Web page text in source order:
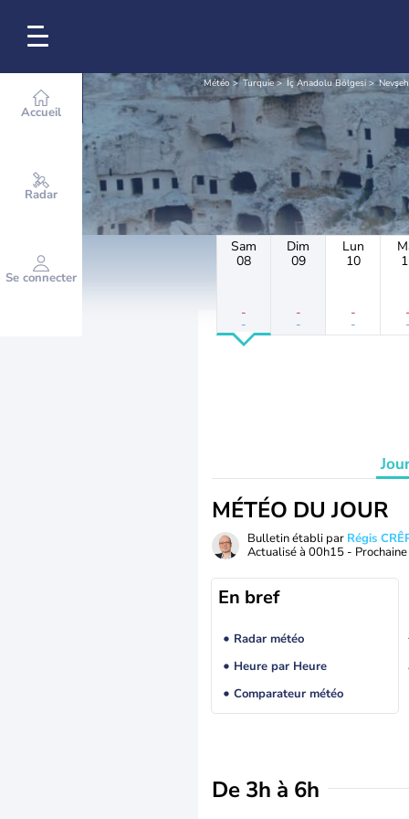
Accueil
Radar
Se connecter
Météo Turquie İç Anadolu Bölgesi
Sam
08
-
-
Dim
09
-
-
Lun
10
-
-
MÉTÉO DU JOUR
Bulletin établi par Régis
Actualisé à 00h15 -
En bref
Radar météo
Heure par Heure
Comparateur météo
De 3h à 6h